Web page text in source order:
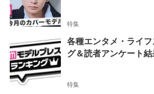
特集
各種エンタメ・ライ
グ＆読者アンケート
特集